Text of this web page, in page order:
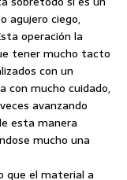
agujero ciego,
operación la
tener mucho tacto
con un
con mucho cuidado,
avanzando
esta manera
mucho una
que el material a